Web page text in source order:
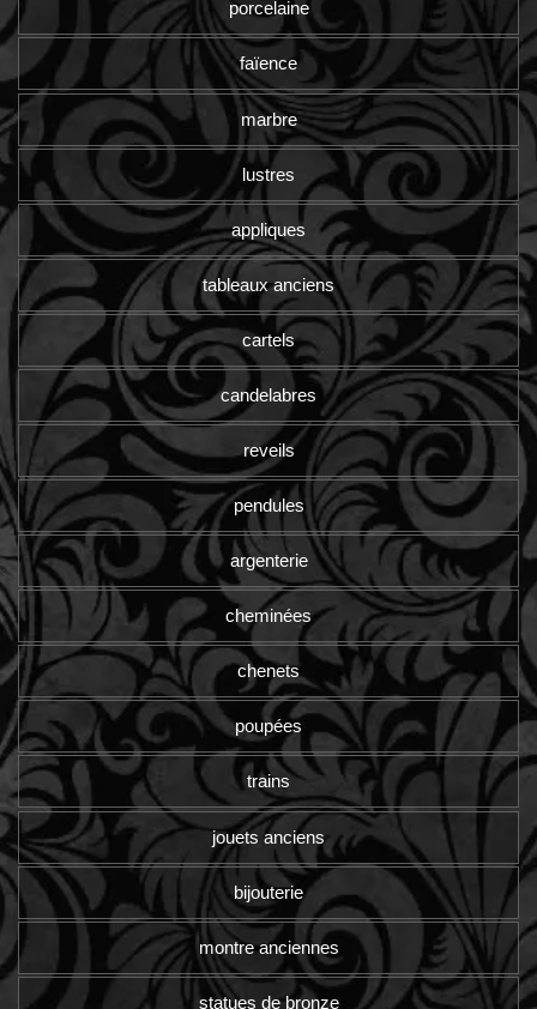
porcelaine
faïence
marbre
lustres
appliques
tableaux anciens
cartels
candelabres
reveils
pendules
argenterie
cheminées
chenets
poupées
trains
jouets anciens
bijouterie
montre anciennes
statues de bronze